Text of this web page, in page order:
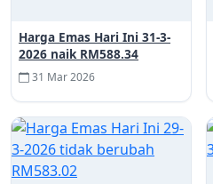
Harga Emas Hari Ini 31-3-
2026 naik RM588.34
31 Mar 2026